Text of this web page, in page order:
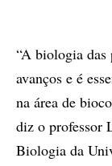
“A biologia das
avanços e é
na área de
diz o professor
Biologia da